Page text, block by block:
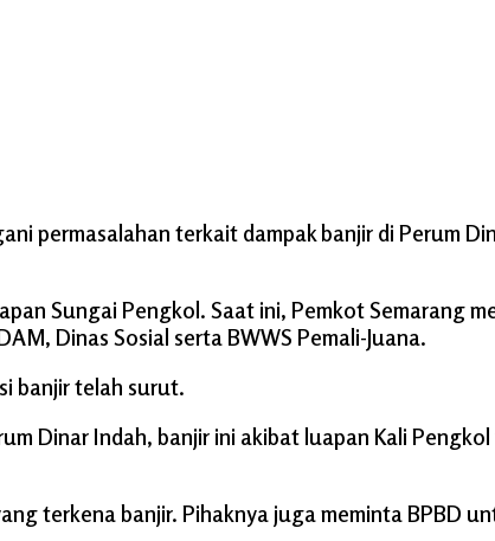
permasalahan terkait dampak banjir di Perum
Sungai Pengkol. Saat ini, Pemkot Semarang
Dinas Sosial serta BWWS Pemali-Juana.
banjir telah surut.
Dinar Indah, banjir ini akibat luapan Kali
terkena banjir. Pihaknya juga meminta BPBD